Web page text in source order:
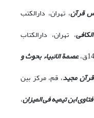
قرآن، تهران، دارالکتب
الکافی، تهران، دارالکتاب
عصمة الانبیاء بحوث و
مجید، قم، مرکز بین
فتاوی ابن تیمیه فی المیزان،